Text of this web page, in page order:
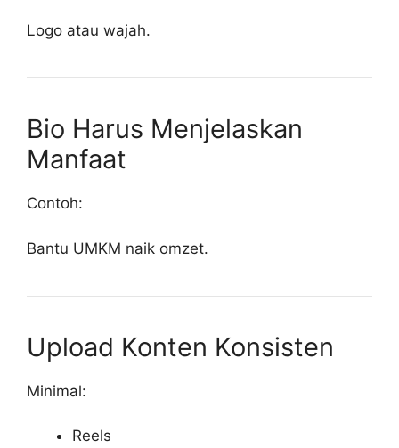
Logo atau wajah.
Bio Harus Menjelaskan
Manfaat
Contoh:
Bantu UMKM naik omzet.
Upload Konten Konsisten
Minimal:
Reels